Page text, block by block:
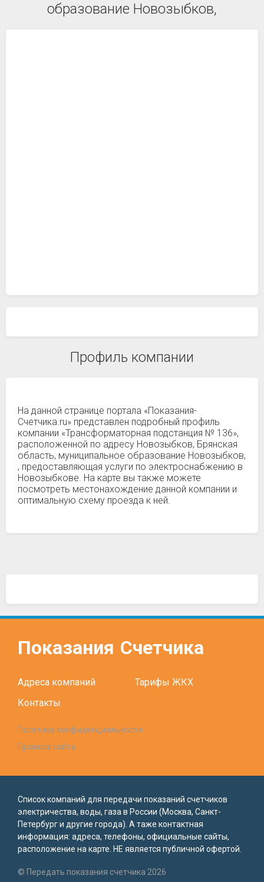
образование Новозыбков,
Профиль компании
На данной странице портала «Показания-
Счетчика.ru» представлен подробный профиль
компании «Трансформаторная подстанция № 136»,
расположенной по адресу Новозыбков, Брянская
область, муниципальное образование Новозыбков,
, предоставляющая услуги по электроснабжению в
Новозыбкове. На карте вы также можете
посмотреть местонахождение данной компании и
оптимальную схему проезда к ней.
Показания Счетчика
Адреса компаний
Тарифы ЖКХ
Контакты
Политика конфиденциальности
Правила сайта
Список компаний для передачи показаний счетчиков
электричества, воды, газа в России (Москва, Санкт-
Петербург и другие города). А таже контактная
информация: адреса, телефоны, официальные сайты,
расположение на карте. НЕ является публичной офертой.
© Передать показания счетчика 2026